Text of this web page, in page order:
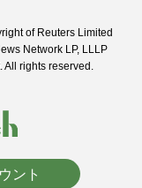
of Reuters Limited
Network LP, LLLP
All rights reserved.
ント